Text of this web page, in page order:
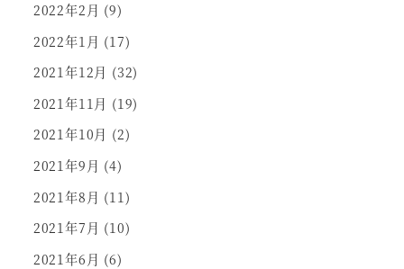
2022年2月 (9)
2022年1月 (17)
2021年12月 (32)
2021年11月 (19)
2021年10月 (2)
2021年9月 (4)
2021年8月 (11)
2021年7月 (10)
2021年6月 (6)